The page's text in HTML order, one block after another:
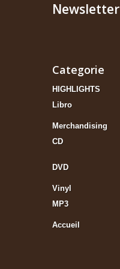
Newsletter
Categorie
HIGHLIGHTS
Libro
Merchandising
CD
DVD
Vinyl
MP3
Accueil